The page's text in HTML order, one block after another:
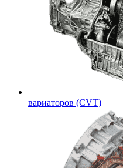
вариаторов (CVT)